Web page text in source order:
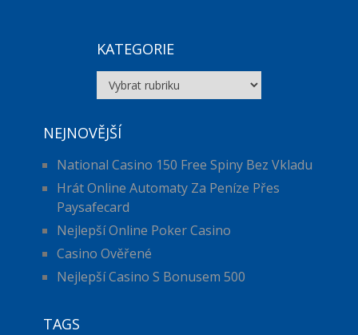
KATEGORIE
Kategorie
NEJNOVĚJŠÍ
National Casino 150 Free Spiny Bez Vkladu
Hrát Online Automaty Za Peníze Přes
Paysafecard
Nejlepší Online Poker Casino
Casino Ověřené
Nejlepší Casino S Bonusem 500
TAGS